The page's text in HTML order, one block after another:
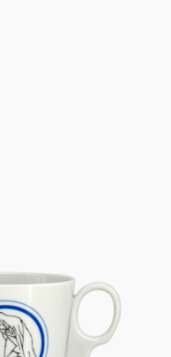
Berliner Duft